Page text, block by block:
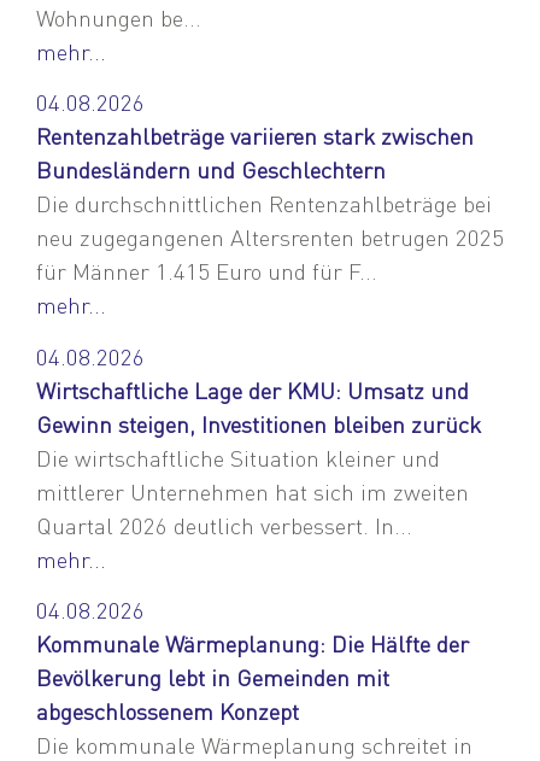
Wohnungen be...
mehr...
04.08.2026
Rentenzahlbeträge variieren stark zwischen
Bundesländern und Geschlechtern
Die durchschnittlichen Rentenzahlbeträge bei
neu zugegangenen Altersrenten betrugen 2025
für Männer 1.415 Euro und für F...
mehr...
04.08.2026
Wirtschaftliche Lage der KMU: Umsatz und
Gewinn steigen, Investitionen bleiben zurück
Die wirtschaftliche Situation kleiner und
mittlerer Unternehmen hat sich im zweiten
Quartal 2026 deutlich verbessert. In...
mehr...
04.08.2026
Kommunale Wärmeplanung: Die Hälfte der
Bevölkerung lebt in Gemeinden mit
abgeschlossenem Konzept
Die kommunale Wärmeplanung schreitet in